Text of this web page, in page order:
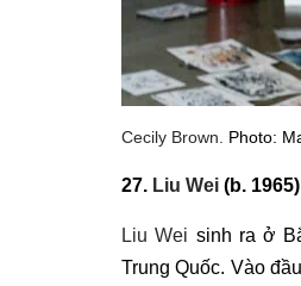
Cecily Brown. Photo:
27. Liu Wei (b. 1965)
Liu Wei sinh ra ở
Trung Quốc. Vào